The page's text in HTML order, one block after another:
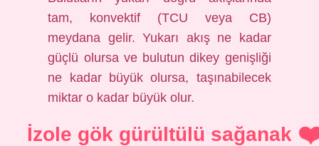
tam, konvektif (TCU veya CB)
meydana gelir. Yukarı akış ne kadar
güçlü olursa ve bulutun dikey genişliği
ne kadar büyük olursa, taşınabilecek
miktar o kadar büyük olur.
İzole gök gürültülü sağanak